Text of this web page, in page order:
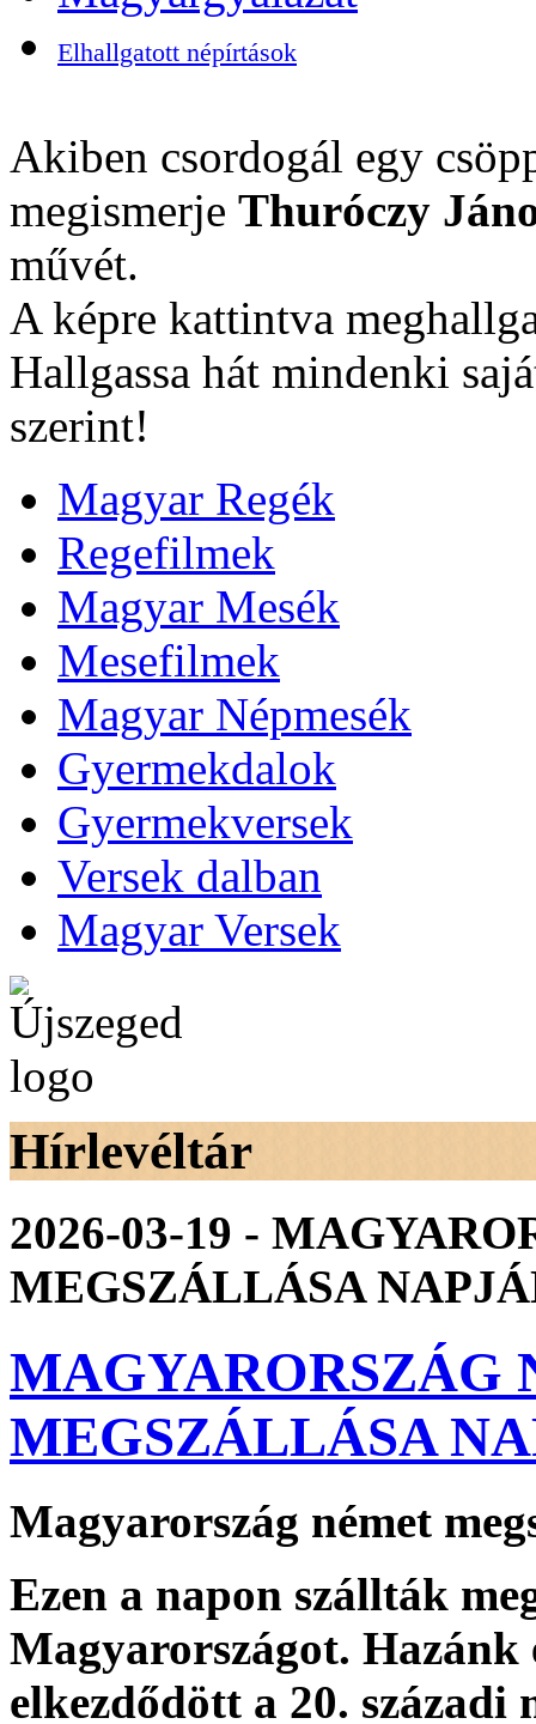
Elhallgatott népírtások
Akiben csordogál egy
megismerje Thuróczy
művét.
A képre kattintva
Hallgassa hát mindenki
szerint!
Magyar Regék
Regefilmek
Magyar Mesék
Mesefilmek
Magyar Népmesék
Gyermekdalok
Gyermekversek
Versek dalban
Magyar Versek
Hírlevéltár
2026-03-19 -
MEGSZÁLLÁSA
MAGYARORSZÁG
MEGSZÁLLÁSA
Magyarország német
Ezen a napon szállták
Magyarországot. Hazánk
elkezdődött a 20.